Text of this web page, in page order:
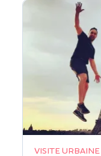
VISITE URBAINE